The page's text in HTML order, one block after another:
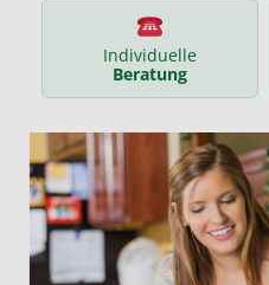
Individuelle
Beratung